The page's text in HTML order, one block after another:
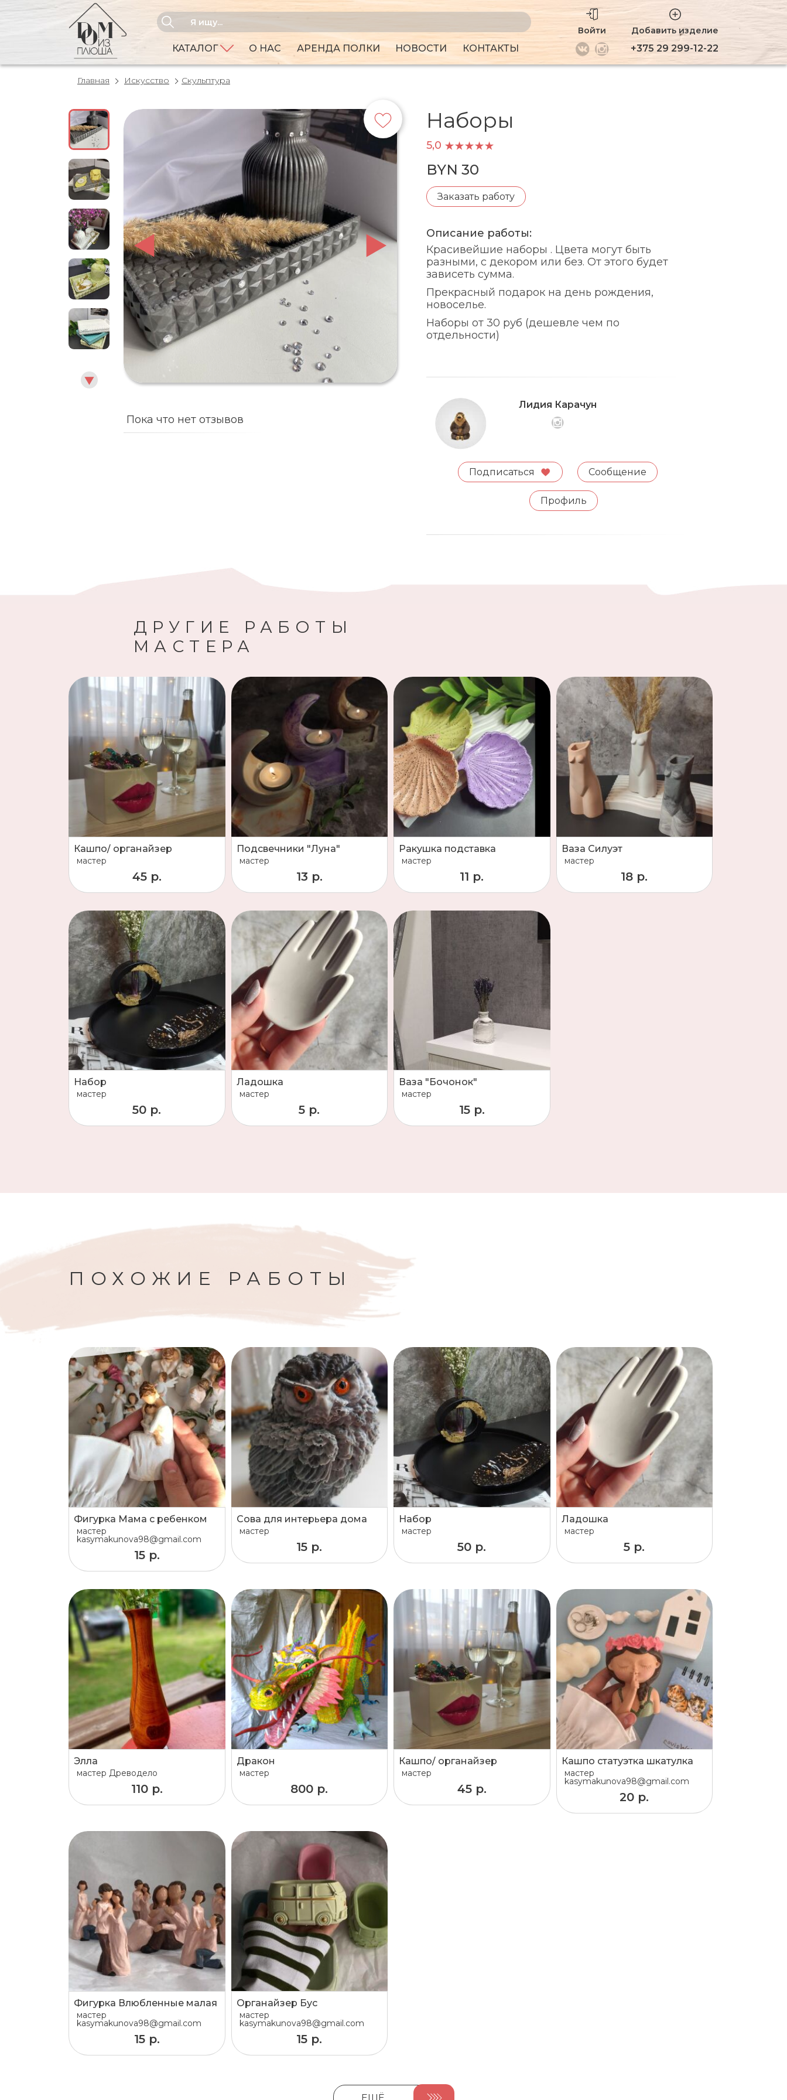
Войти Добавить изделие
КАТАЛОГ О НАС АРЕНДА ПОЛКИ НОВОСТИ КОНТАКТЫ +375 29 299-12-22
Главная Искусство Скульптура
Пока что нет отзывов
Наборы
5,0
BYN 30
Заказать работу
Описание работы:
Красивейшие наборы . Цвета могут быть
разными, с декором или без. От этого будет
зависеть сумма.
Прекрасный подарок на день рождения,
новоселье.
Наборы от 30 руб (дешевле чем по
отдельности)
Лидия Карачун
Подписаться Сообщение
Профиль
ДРУГИЕ РАБОТЫ
МАСТЕРА
Кашпо/ органайзер
мастер
45 р.
Подсвечники "Луна"
мастер
13 р.
Ракушка подставка
мастер
11 р.
Ваза Силуэт
мастер
18 р.
Набор
мастер
50 р.
Ладошка
мастер
5 р.
Ваза "Бочонок"
мастер
15 р.
ПОХОЖИЕ РАБОТЫ
Фигурка Мама с ребенком
мастер
kasymakunova98@gmail.com
15 р.
Сова для интерьера дома
мастер
15 р.
Набор
мастер
50 р.
Ладошка
мастер
5 р.
Элла
мастер Древодело
110 р.
Дракон
мастер
800 р.
Кашпо/ органайзер
мастер
45 р.
Кашпо статуэтка шкатулка
мастер
kasymakunova98@gmail.com
20 р.
Фигурка Влюбленные малая
мастер
kasymakunova98@gmail.com
15 р.
Органайзер Бус
мастер
kasymakunova98@gmail.com
15 р.
ЕЩЁ